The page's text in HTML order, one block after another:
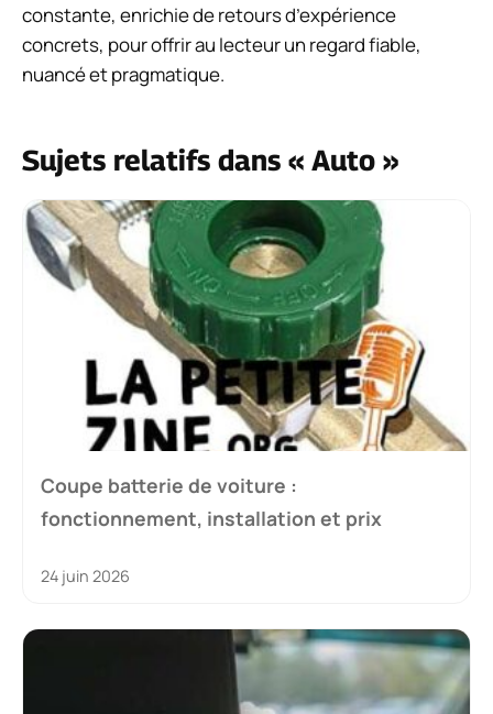
constante, enrichie de retours d’expérience
concrets, pour offrir au lecteur un regard fiable,
nuancé et pragmatique.
Sujets relatifs dans « Auto »
Coupe batterie de voiture :
fonctionnement, installation et prix
24 juin 2026